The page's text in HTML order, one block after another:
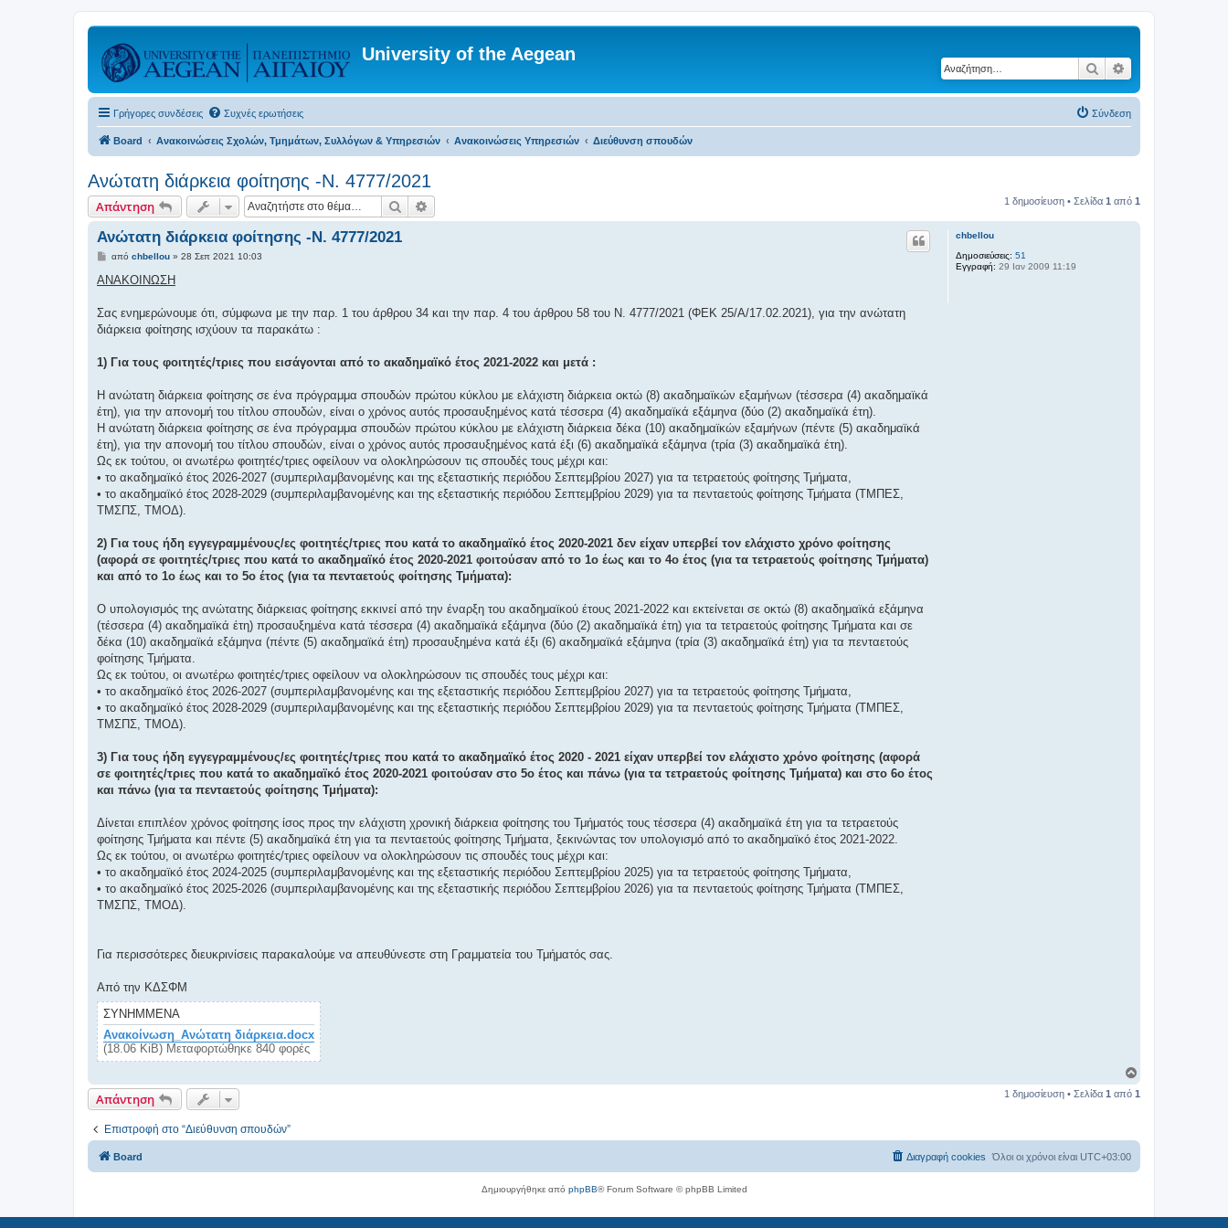
University of the Aegean
Αναζήτηση
Γρήγορες συνδέσεις Συχνές ερωτήσεις Σύνδεση
Board Ανακοινώσεις Σχολών, Τμημάτων, Συλλόγων & Υπηρεσιών Ανακοινώσεις Υπηρεσιών Διεύθυνση σπουδών
Ανώτατη διάρκεια φοίτησης -Ν. 4777/2021
Απάντηση Αναζήτηση 1 δημοσίευση • Σελίδα 1 από 1
chbellou
Δημοσιεύσεις: 51
Εγγραφή: 29 Ιαν 2009 11:19
Ανώτατη διάρκεια φοίτησης -Ν. 4777/2021
Δ
μ
ο
ί
υ
από chbellou» 28 Σεπ 2021 10:03
ΑΝΑΚΟΙΝΩΣΗ
Σας ενημερώνουμε ότι, σύμφωνα με την παρ. 1 του άρθρου 34 και την παρ. 4 του άρθρου 58 του Ν. 4777/2021 (ΦΕΚ 25/Α/17.02.2021), για την ανώτατη
διάρκεια φοίτησης ισχύουν τα παρακάτω :
1) Για τους φοιτητές/τριες που εισάγονται από το ακαδημαϊκό έτος 2021-2022 και μετά :
Η ανώτατη διάρκεια φοίτησης σε ένα πρόγραμμα σπουδών πρώτου κύκλου με ελάχιστη διάρκεια οκτώ (8) ακαδημαϊκών εξαμήνων (τέσσερα (4) ακαδημαϊκά
έτη), για την απονομή του τίτλου σπουδών, είναι ο χρόνος αυτός προσαυξημένος κατά τέσσερα (4) ακαδημαϊκά εξάμηνα (δύο (2) ακαδημαϊκά έτη).
Η ανώτατη διάρκεια φοίτησης σε ένα πρόγραμμα σπουδών πρώτου κύκλου με ελάχιστη διάρκεια δέκα (10) ακαδημαϊκών εξαμήνων (πέντε (5) ακαδημαϊκά
έτη), για την απονομή του τίτλου σπουδών, είναι ο χρόνος αυτός προσαυξημένος κατά έξι (6) ακαδημαϊκά εξάμηνα (τρία (3) ακαδημαϊκά έτη).
Ως εκ τούτου, οι ανωτέρω φοιτητές/τριες οφείλουν να ολοκληρώσουν τις σπουδές τους μέχρι και:
• το ακαδημαϊκό έτος 2026-2027 (συμπεριλαμβανομένης και της εξεταστικής περιόδου Σεπτεμβρίου 2027) για τα τετραετούς φοίτησης Τμήματα,
• το ακαδημαϊκό έτος 2028-2029 (συμπεριλαμβανομένης και της εξεταστικής περιόδου Σεπτεμβρίου 2029) για τα πενταετούς φοίτησης Τμήματα (ΤΜΠΕΣ,
ΤΜΣΠΣ, ΤΜΟΔ).
2) Για τους ήδη εγγεγραμμένους/ες φοιτητές/τριες που κατά το ακαδημαϊκό έτος 2020-2021 δεν είχαν υπερβεί τον ελάχιστο χρόνο φοίτησης
(αφορά σε φοιτητές/τριες που κατά το ακαδημαϊκό έτος 2020-2021 φοιτούσαν από το 1ο έως και το 4ο έτος (για τα τετραετούς φοίτησης Τμήματα)
και από το 1ο έως και το 5ο έτος (για τα πενταετούς φοίτησης Τμήματα):
Ο υπολογισμός της ανώτατης διάρκειας φοίτησης εκκινεί από την έναρξη του ακαδημαϊκού έτους 2021-2022 και εκτείνεται σε οκτώ (8) ακαδημαϊκά εξάμηνα
(τέσσερα (4) ακαδημαϊκά έτη) προσαυξημένα κατά τέσσερα (4) ακαδημαϊκά εξάμηνα (δύο (2) ακαδημαϊκά έτη) για τα τετραετούς φοίτησης Τμήματα και σε
δέκα (10) ακαδημαϊκά εξάμηνα (πέντε (5) ακαδημαϊκά έτη) προσαυξημένα κατά έξι (6) ακαδημαϊκά εξάμηνα (τρία (3) ακαδημαϊκά έτη) για τα πενταετούς
φοίτησης Τμήματα.
Ως εκ τούτου, οι ανωτέρω φοιτητές/τριες οφείλουν να ολοκληρώσουν τις σπουδές τους μέχρι και:
• το ακαδημαϊκό έτος 2026-2027 (συμπεριλαμβανομένης και της εξεταστικής περιόδου Σεπτεμβρίου 2027) για τα τετραετούς φοίτησης Τμήματα,
• το ακαδημαϊκό έτος 2028-2029 (συμπεριλαμβανομένης και της εξεταστικής περιόδου Σεπτεμβρίου 2029) για τα πενταετούς φοίτησης Τμήματα (ΤΜΠΕΣ,
ΤΜΣΠΣ, ΤΜΟΔ).
3) Για τους ήδη εγγεγραμμένους/ες φοιτητές/τριες που κατά το ακαδημαϊκό έτος 2020 - 2021 είχαν υπερβεί τον ελάχιστο χρόνο φοίτησης (αφορά
σε φοιτητές/τριες που κατά το ακαδημαϊκό έτος 2020-2021 φοιτούσαν στο 5ο έτος και πάνω (για τα τετραετούς φοίτησης Τμήματα) και στο 6ο έτος
και πάνω (για τα πενταετούς φοίτησης Τμήματα):
Δίνεται επιπλέον χρόνος φοίτησης ίσος προς την ελάχιστη χρονική διάρκεια φοίτησης του Τμήματός τους τέσσερα (4) ακαδημαϊκά έτη για τα τετραετούς
φοίτησης Τμήματα και πέντε (5) ακαδημαϊκά έτη για τα πενταετούς φοίτησης Τμήματα, ξεκινώντας τον υπολογισμό από το ακαδημαϊκό έτος 2021-2022.
Ως εκ τούτου, οι ανωτέρω φοιτητές/τριες οφείλουν να ολοκληρώσουν τις σπουδές τους μέχρι και:
• το ακαδημαϊκό έτος 2024-2025 (συμπεριλαμβανομένης και της εξεταστικής περιόδου Σεπτεμβρίου 2025) για τα τετραετούς φοίτησης Τμήματα,
• το ακαδημαϊκό έτος 2025-2026 (συμπεριλαμβανομένης και της εξεταστικής περιόδου Σεπτεμβρίου 2026) για τα πενταετούς φοίτησης Τμήματα (ΤΜΠΕΣ,
ΤΜΣΠΣ, ΤΜΟΔ).
Για περισσότερες διευκρινίσεις παρακαλούμε να απευθύνεστε στη Γραμματεία του Τμήματός σας.
Από την ΚΔΣΦΜ
ΣΥΝΗΜΜΈΝΑ
Ανακοίνωση_Ανώτατη διάρκεια.docx
(18.06 KiB) Μεταφορτώθηκε 840 φορές
ρ
Απάντηση 1 δημοσίευση • Σελίδα 1 από 1
Επιστροφή στο “Διεύθυνση σπουδών”
Board Όλοι οι χρόνοι είναι UTC+03:00
Διαγραφή cookies
Δημιουργήθηκε από phpBB® Forum Software © phpBB Limited